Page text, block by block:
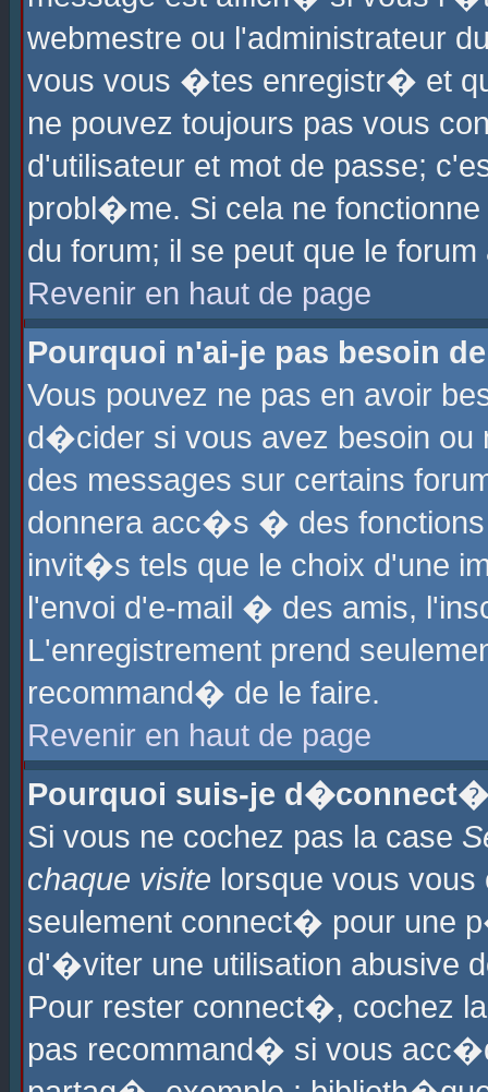
webmestre ou l'administrateur
vous vous �tes enregistr� et
ne pouvez toujours pas vous
d'utilisateur et mot de passe;
probl�me. Si cela ne
du forum; il se peut que le
Revenir en haut de page
Pourquoi n'ai-je pas besoin
Vous pouvez ne pas en avoir
d�cider si vous avez besoin ou
des messages sur certains
donnera acc�s � des fonctions
invit�s tels que le choix d'une
l'envoi d'e-mail � des amis,
L'enregistrement prend
recommand� de le faire.
Revenir en haut de page
Pourquoi suis-je
Si vous ne cochez pas la case
chaque visite lorsque vous
seulement connect� pour une
d'�viter une utilisation abusive
Pour rester connect�, cochez
pas recommand� si vous